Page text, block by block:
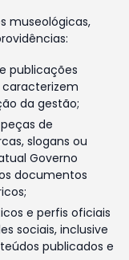
museológicas,
publicações
caracterizem
da gestão;
de
slogans ou
Governo
documentos
e perfis oficiais
sociais, inclusive
publicados e